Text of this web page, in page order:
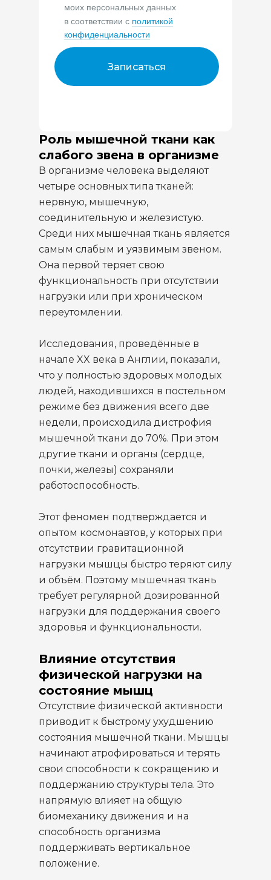
моих персональных данных
в соответствии с политикой
конфиденциальности
Записаться
Роль мышечной ткани как
слабого звена в организме
В организме человека выделяют
четыре основных типа тканей:
нервную, мышечную,
соединительную и железистую.
Среди них мышечная ткань является
самым слабым и уязвимым звеном.
Она первой теряет свою
функциональность при отсутствии
нагрузки или при хроническом
переутомлении.
Исследования, проведённые в
начале XX века в Англии, показали,
что у полностью здоровых молодых
людей, находившихся в постельном
режиме без движения всего две
недели, происходила дистрофия
мышечной ткани до 70%. При этом
другие ткани и органы (сердце,
почки, железы) сохраняли
работоспособность.
Этот феномен подтверждается и
опытом космонавтов, у которых при
отсутствии гравитационной
нагрузки мышцы быстро теряют силу
и объём. Поэтому мышечная ткань
требует регулярной дозированной
нагрузки для поддержания своего
здоровья и функциональности.
Влияние отсутствия
физической нагрузки на
состояние мышц
Отсутствие физической активности
приводит к быстрому ухудшению
состояния мышечной ткани. Мышцы
начинают атрофироваться и терять
свои способности к сокращению и
поддержанию структуры тела. Это
напрямую влияет на общую
биомеханику движения и на
способность организма
поддерживать вертикальное
положение.